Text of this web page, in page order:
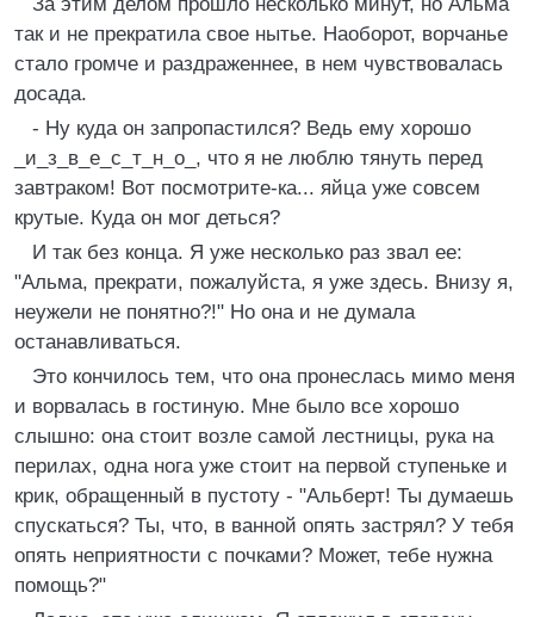
так и не прекратила свое нытье. Наоборот, ворчанье
стало громче и раздраженнее, в нем чувствовалась
досада.
- Ну куда он запропастился? Ведь ему хорошо
_и_з_в_е_с_т_н_о_, что я не люблю тянуть перед
завтраком! Вот посмотрите-ка... яйца уже совсем
крутые. Куда он мог деться?
И так без конца. Я уже несколько раз звал ее:
"Альма, прекрати, пожалуйста, я уже здесь. Внизу я,
неужели не понятно?!" Но она и не думала
останавливаться.
Это кончилось тем, что она пронеслась мимо меня
и ворвалась в гостиную. Мне было все хорошо
слышно: она стоит возле самой лестницы, рука на
перилах, одна нога уже стоит на первой ступеньке и
крик, обращенный в пустоту - "Альберт! Ты думаешь
спускаться? Ты, что, в ванной опять застрял? У тебя
опять неприятности с почками? Может, тебе нужна
помощь?"